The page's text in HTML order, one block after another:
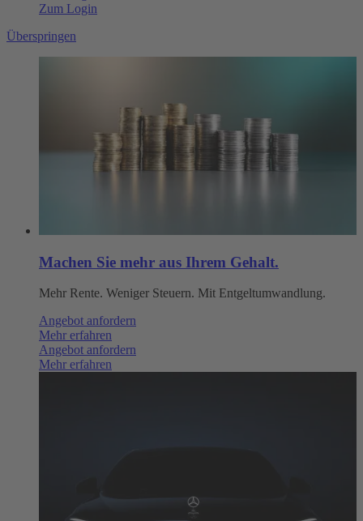
Zum Login
Überspringen
Machen Sie mehr aus Ihrem Gehalt.
Mehr Rente. Weniger Steuern. Mit Entgeltumwandlung.
Angebot anfordern
Mehr erfahren
Angebot anfordern
Mehr erfahren